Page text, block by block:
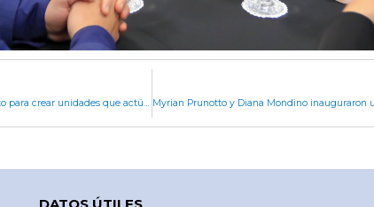
La Comisión de Seguridad analizó un proyecto para crear unidades que actúen en emergencias